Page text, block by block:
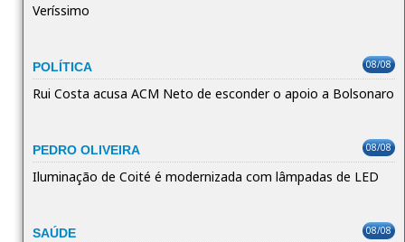
Veríssimo
POLÍTICA 08/08
Rui Costa acusa ACM Neto de esconder o apoio a Bolsonaro
PEDRO OLIVEIRA 08/08
Iluminação de Coité é modernizada com lâmpadas de LED
SAÚDE 08/08